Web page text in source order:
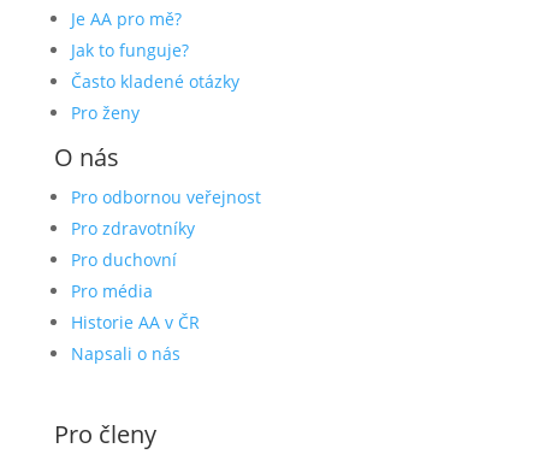
Je AA pro mě?
Jak to funguje?
Často kladené otázky
Pro ženy
O nás
Pro odbornou veřejnost
Pro zdravotníky
Pro duchovní
Pro média
Historie AA v ČR
Napsali o nás
Pro členy